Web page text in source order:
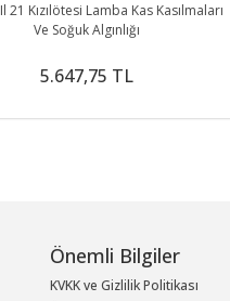
Il 21 Kızılötesi Lamba Kas Kasılmaları
Ve Soğuk Algınlığı
5.647,75 TL
Önemli Bilgiler
KVKK ve Gizlilik Politikası